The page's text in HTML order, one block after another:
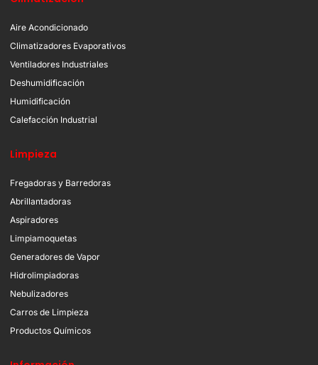
Aire Acondicionado
Climatizadores Evaporativos
Ventiladores Industriales
Deshumidificación
Humidificación
Calefacción Industrial
Limpieza
Fregadoras y Barredoras
Abrillantadoras
Aspiradores
Limpiamoquetas
Generadores de Vapor
Hidrolimpiadoras
Nebulizadores
Carros de Limpieza
Productos Químicos